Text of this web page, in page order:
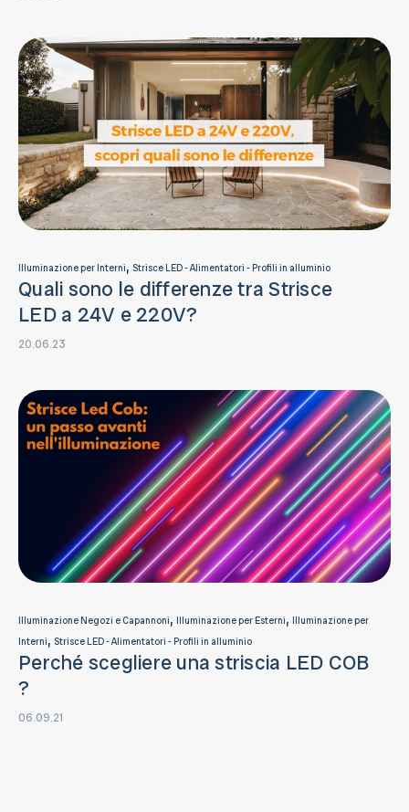
Illuminazione per Interni, Strisce LED - Alimentatori - Profili in alluminio
Quali sono le differenze tra Strisce
LED a 24V e 220V?
20.06.23
Illuminazione Negozi e Capannoni, Illuminazione per Esterni, Illuminazione per
Interni, Strisce LED - Alimentatori - Profili in alluminio
Perché scegliere una striscia LED COB
?
06.09.21